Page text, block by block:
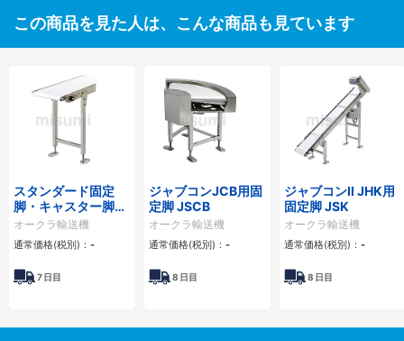
この商品を見た人は、こんな商品も見ています
スタンダード固定
脚・キャスター脚
JSS
オークラ輸送機
通常価格(税別)： -
7日目
ジャブコンJCB用固
定脚 JSCB
オークラ輸送機
通常価格(税別)： -
8 日目
ジャブコンII JHK用
固定脚 JSK
オークラ輸送機
通常価格(税別)： -
8 日目